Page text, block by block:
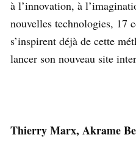
à l’innovation, à
nouvelles technologies, 17
s’inspirent déjà de cette
lancer son nouveau site
Thierry Marx, Akrame